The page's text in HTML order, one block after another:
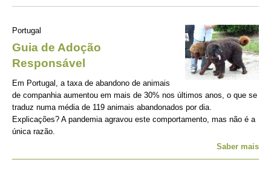
Portugal
Guia de Adoção
Responsável
Em Portugal, a taxa de abandono de animais
de companhia aumentou em mais de 30% nos últimos anos, o que se
traduz numa média de 119 animais abandonados por dia.
Explicações? A pandemia agravou este comportamento, mas não é a
única razão.
Saber mais